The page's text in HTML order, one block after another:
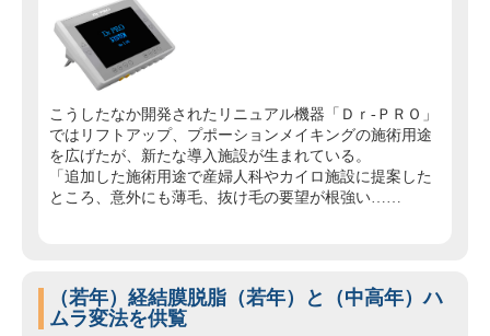
こうしたなか開発されたリニュアル機器「Ｄｒ‐ＰＲＯ」
ではリフトアップ、プポーションメイキングの施術用途
を広げたが、新たな導入施設が生まれている。
「追加した施術用途で産婦人科やカイロ施設に提案した
ところ、意外にも薄毛、抜け毛の要望が根強い……
（若年）経結膜脱脂（若年）と（中高年）ハ
ムラ変法を供覧